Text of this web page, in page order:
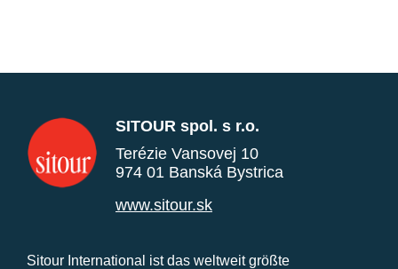
SITOUR spol. s r.o.
Terézie Vansovej 10
974 01 Banská Bystrica
www.sitour.sk
Sitour International ist das weltweit größte